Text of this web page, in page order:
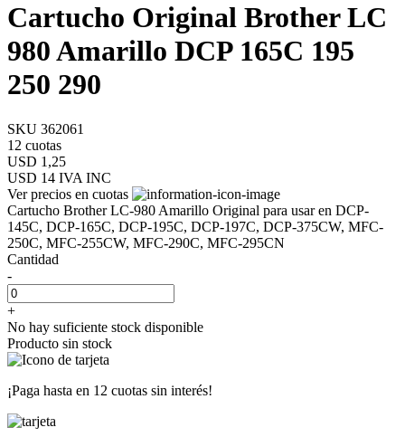
Cartucho Original Brother LC
980 Amarillo DCP 165C 195
250 290
SKU 362061
12 cuotas
USD 1,25
USD 14 IVA INC
Ver precios en cuotas
Cartucho Brother LC-980 Amarillo Original para usar en DCP-
145C, DCP-165C, DCP-195C, DCP-197C, DCP-375CW, MFC-
250C, MFC-255CW, MFC-290C, MFC-295CN
Cantidad
-
+
No hay suficiente stock disponible
Producto sin stock
¡Paga hasta en 12 cuotas sin interés!